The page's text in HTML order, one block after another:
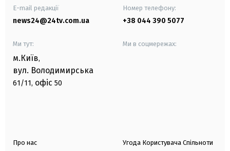
E-mail редакції
news24@24tv.com.ua
Номер телефону:
+38 044 390 5077
Ми тут:
м.Київ,
вул. Володимирська
61/11, офіс 50
Ми в соцмережах:
Про нас Угода Користувача Спільноти